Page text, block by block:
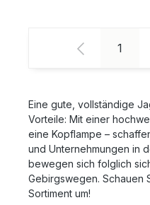
Seite
1
Eine gute, vollständige
Vorteile: Mit einer
eine Kopflampe –
und Unternehmungen in
bewegen sich folglich
Gebirgswegen. Schauen
Sortiment um!